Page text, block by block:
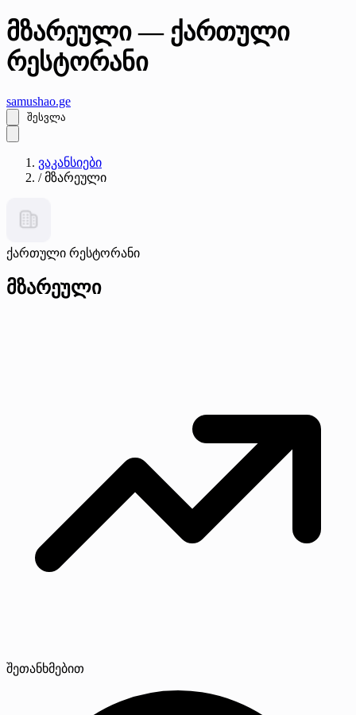
მზარეული — ქართული
რესტორანი
samushao.ge
შესვლა
ვაკანსიები
/ მზარეული
ქართული რესტორანი
მზარეული
შეთანხმებით